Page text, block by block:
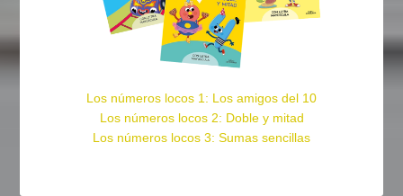
Los números locos 1: Los amigos del 10
Los números locos 2: Doble y mitad
Los números locos 3: Sumas sencillas